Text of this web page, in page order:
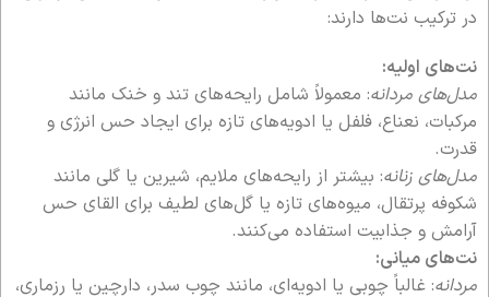
در ترکیب نت‌ها دارند:
نت‌های اولیه:
مدل‌های مردانه: معمولاً شامل رایحه‌های تند و خنک مانند
مرکبات، نعناع، فلفل یا ادویه‌های تازه برای ایجاد حس انرژی و
قدرت.
مدل‌های زنانه: بیشتر از رایحه‌های ملایم، شیرین یا گلی مانند
شکوفه پرتقال، میوه‌های تازه یا گل‌های لطیف برای القای حس
آرامش و جذابیت استفاده می‌کنند.
نت‌های میانی:
مردانه: غالباً چوبی یا ادویه‌ای، مانند چوب سدر، دارچین یا رزماری،